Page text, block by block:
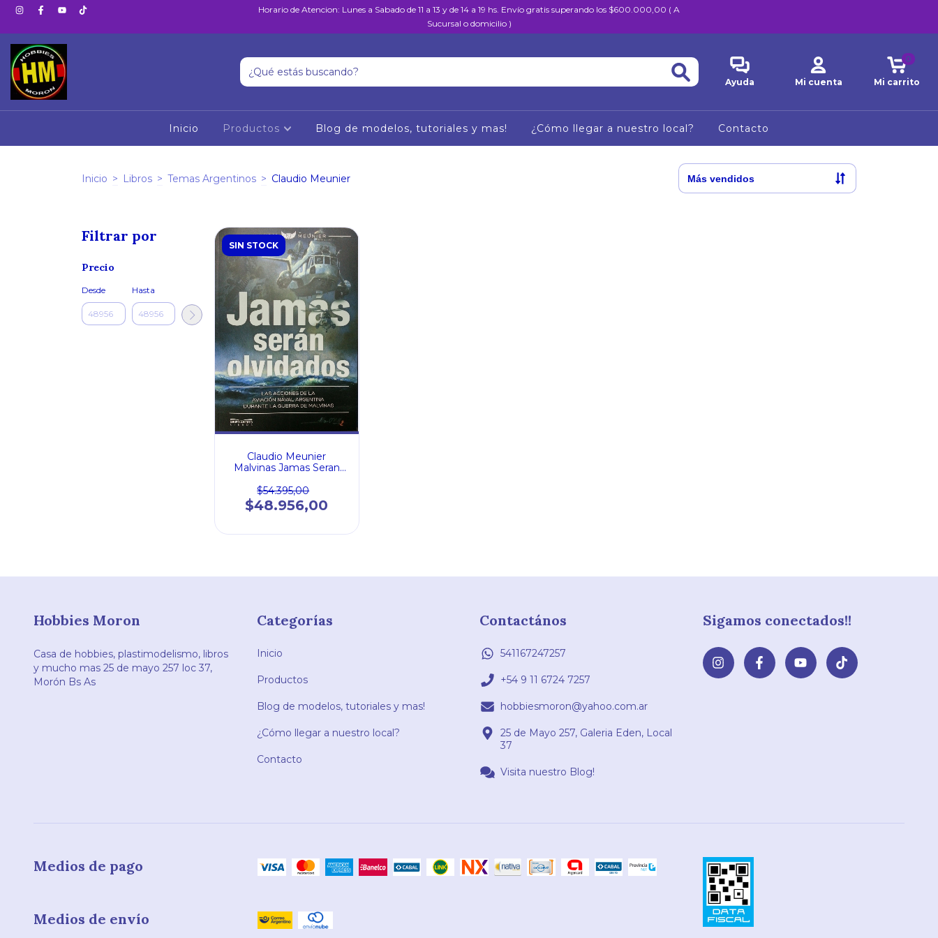
Horario de Atencion: Lunes a Sabado de 11 a 13 y de 14 a 19 hs. Envío gratis superando los $600.000,00 ( A
Sucursal o domicilio )
Ayuda Mi cuenta Mi carrito
0
Inicio Productos Blog de modelos, tutoriales y mas! ¿Cómo llegar a nuestro local? Contacto
Inicio > Libros > Temas Argentinos > Claudio Meunier
Filtrar por
Precio
Desde Hasta
SIN STOCK
Claudio Meunier
Malvinas Jamas Seran
$54.395,00
$48.956,00
Hobbies Moron
Casa de hobbies, plastimodelismo, libros
y mucho mas 25 de mayo 257 loc 37,
Morón Bs As
Categorías
Inicio
Productos
Blog de modelos, tutoriales y mas!
¿Cómo llegar a nuestro local?
Contacto
Contactános
541167247257
+54 9 11 6724 7257
hobbiesmoron@yahoo.com.ar
25 de Mayo 257, Galeria Eden, Local
37
Visita nuestro Blog!
Sigamos conectados!!
Medios de pago
Medios de envío